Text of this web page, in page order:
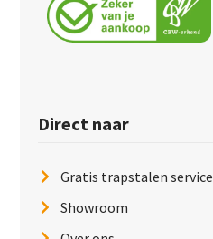
Direct naar
Gratis trapstalen service
Showroom